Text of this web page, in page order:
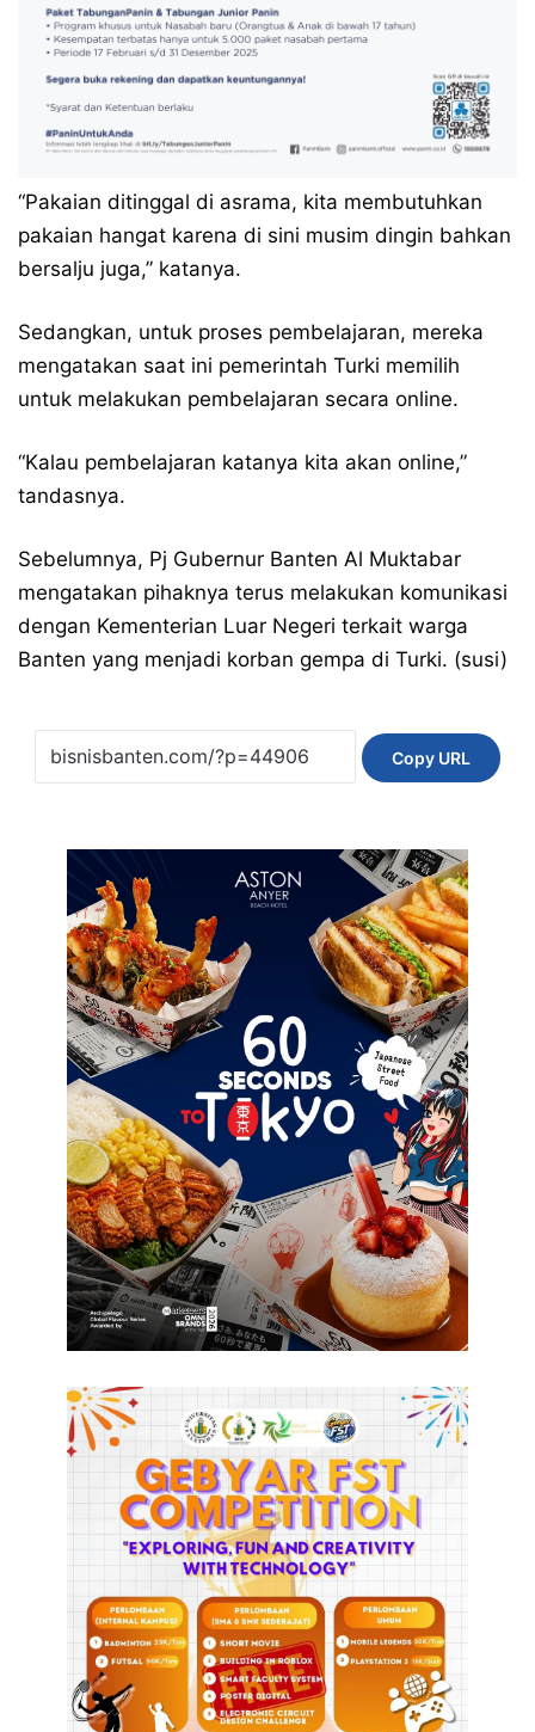
“Pakaian ditinggal di asrama, kita membutuhkan
pakaian hangat karena di sini musim dingin bahkan
bersalju juga,” katanya.
Sedangkan, untuk proses pembelajaran, mereka
mengatakan saat ini pemerintah Turki memilih
untuk melakukan pembelajaran secara online.
“Kalau pembelajaran katanya kita akan online,”
tandasnya.
Sebelumnya, Pj Gubernur Banten Al Muktabar
mengatakan pihaknya terus melakukan komunikasi
dengan Kementerian Luar Negeri terkait warga
Banten yang menjadi korban gempa di Turki. (susi)
Copy URL